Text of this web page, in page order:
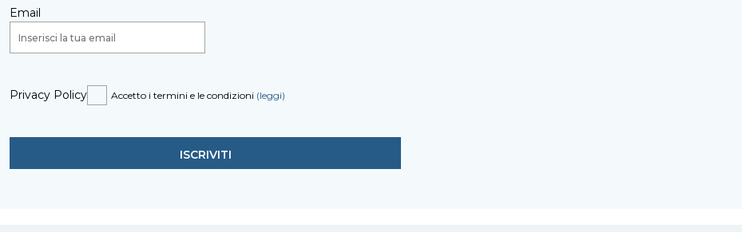
Email
Privacy Policy Accetto i termini e le condizioni (leggi)